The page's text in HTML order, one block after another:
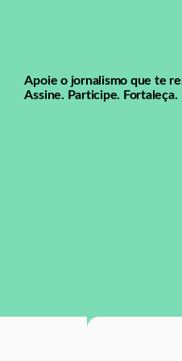
Apoie o jornalismo que te
Assine. Participe. Fortaleça.